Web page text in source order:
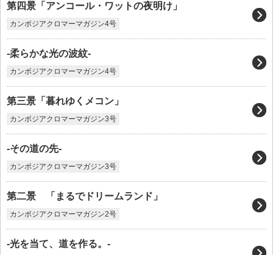
第四景「アンコール・ワットの夜明け」
カンボジアクロマーマガジン4号
-柔らかな光の波紋-
カンボジアクロマーマガジン4号
第三景「暮れゆくメコン」
カンボジアクロマーマガジン3号
-その道の先-
カンボジアクロマーマガジン3号
第二景 「まるでドリームランド」
カンボジアクロマーマガジン2号
-光を当て、道を作る。-